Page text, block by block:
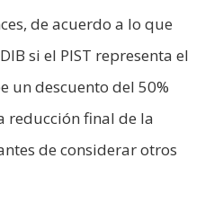
de acuerdo a lo que
si el PIST representa el
un descuento del 50%
reducción final de la
de considerar otros